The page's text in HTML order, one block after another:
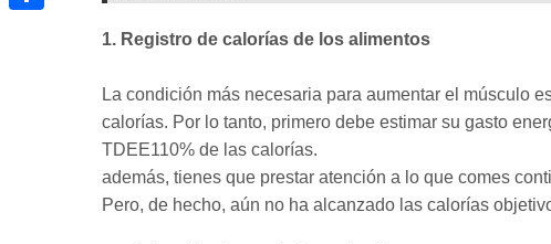
1. Registro de calorías de los alimentos
La condición más necesaria para aumentar el músculo
calorías. Por lo tanto, primero debe estimar su gasto
TDEE110% de las calorías.
además, tienes que prestar atención a lo que comes
Pero, de hecho, aún no ha alcanzado las calorías